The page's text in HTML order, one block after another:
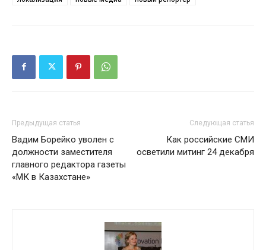
Предыдущая статья
Вадим Борейко уволен с
должности заместителя
главного редактора газеты
«МК в Казахстане»
Следующая статья
Как российские СМИ
осветили митинг 24 декабря